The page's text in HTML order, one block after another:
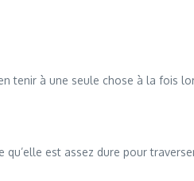
tenir à une seule chose à la fois
est assez dure pour